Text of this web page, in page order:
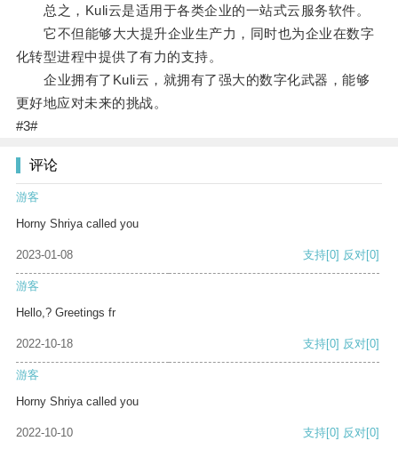
总之，Kuli云是适用于各类企业的一站式云服务软件。
它不但能够大大提升企业生产力，同时也为企业在数字
化转型进程中提供了有力的支持。
企业拥有了Kuli云，就拥有了强大的数字化武器，能够
更好地应对未来的挑战。
#3#
评论
游客
Horny Shriya called you
2023-01-08 支持[0] 反对[0]
游客
Hello,? Greetings fr
2022-10-18 支持[0] 反对[0]
游客
Horny Shriya called you
2022-10-10 支持[0] 反对[0]